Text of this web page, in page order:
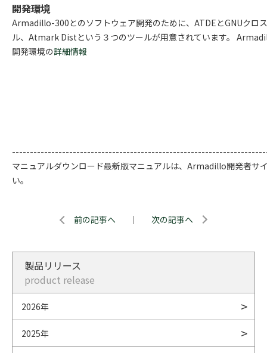
開発環境
Armadillo-300とのソフトウェア開発のために、ATDEとGNUクロ
ル、Atmark Distという３つのツールが用意されています。
開発環境の詳細情報
マニュアルダウンロード最新版マニュアルは、Armadillo開発者サ
い。
前の記事へ ｜ 次の記事へ
製品リリース
product release
2026年
2025年